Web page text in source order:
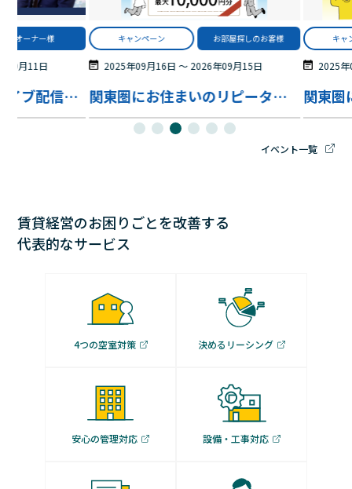
お部屋探しのお客様
09月15日
関東圏にお住まいのリピーター様限定特典！
キャンペーン お部屋探しのお客様
2025年09月16日〜2026年09月15日
関東圏にお住いの方限定！ご紹介キャンペーン！
2026
イベント一覧
賃貸経営のお困りごとを改善する
代表的なサービス
4つの空室対策 決めるリーシング
安心の管理対応 設備・工事対応